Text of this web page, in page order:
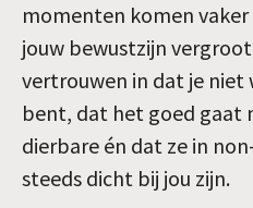
momenten komen vaker
jouw bewustzijn
vertrouwen in dat je niet
bent, dat het goed gaat
dierbare én dat ze in
steeds dicht bij jou zijn.